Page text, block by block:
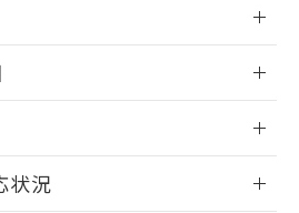
す。
状況
に関して"
」に記載されている法人を
10物質）の非含有証明書
明書（当社基準）
日時点で非含有を証明す
対応完了までの期間は出